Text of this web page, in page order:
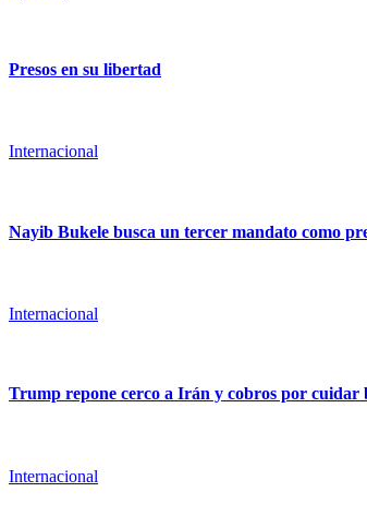
Presos en su libertad
Internacional
Nayib Bukele busca un tercer mandato como
Internacional
Trump repone cerco a Irán y cobros por cuidar
Internacional